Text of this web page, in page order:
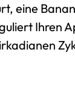
eine
Ihren